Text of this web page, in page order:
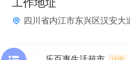
工作地址
四川省内江市东兴区汉安大